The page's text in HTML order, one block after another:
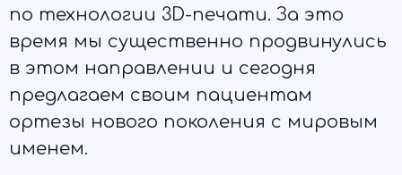
по технологии 3D-печати. За это
время мы существенно продвинулись
в этом направлении и сегодня
предлагаем своим пациентам
ортезы нового поколения с мировым
именем.